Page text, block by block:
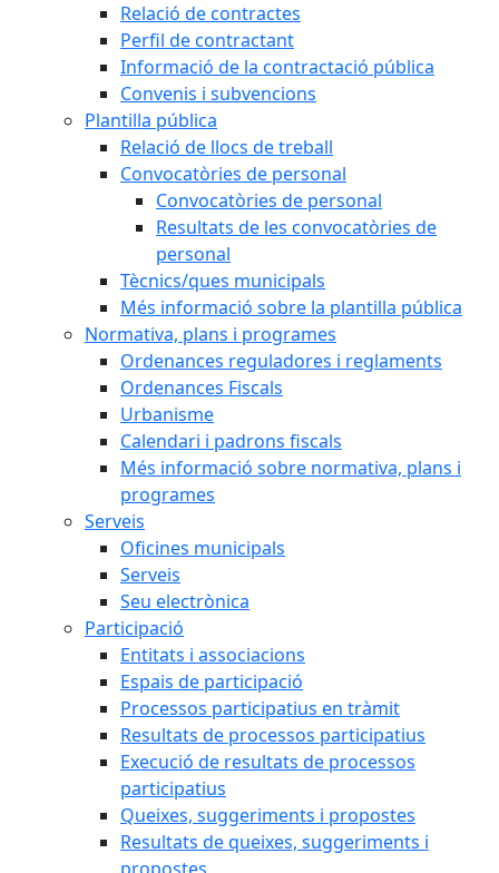
Relació de contractes
Perfil de contractant
Informació de la contractació pública
Convenis i subvencions
Plantilla pública
Relació de llocs de treball
Convocatòries de personal
Convocatòries de personal
Resultats de les convocatòries de
personal
Tècnics/ques municipals
Més informació sobre la plantilla pública
Normativa, plans i programes
Ordenances reguladores i reglaments
Ordenances Fiscals
Urbanisme
Calendari i padrons fiscals
Més informació sobre normativa, plans i
programes
Serveis
Oficines municipals
Serveis
Seu electrònica
Participació
Entitats i associacions
Espais de participació
Processos participatius en tràmit
Resultats de processos participatius
Execució de resultats de processos
participatius
Queixes, suggeriments i propostes
Resultats de queixes, suggeriments i